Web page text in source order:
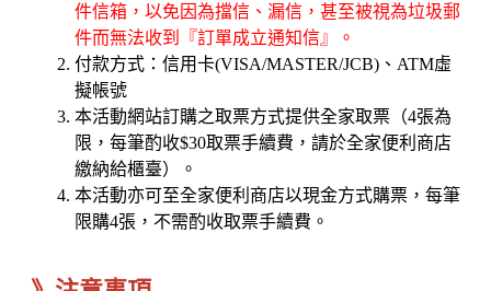
件信箱，以免因為擋信、漏信，甚至被視為垃圾郵
件而無法收到『訂單成立通知信』。
付款方式：信用卡(VISA/MASTER/JCB)、ATM虛
擬帳號
本活動網站訂購之取票方式提供全家取票（4張為
限，每筆酌收$30取票手續費，請於全家便利商店
繳納給櫃臺）。
本活動亦可至全家便利商店以現金方式購票，每筆
限購4張，不需酌收取票手續費。